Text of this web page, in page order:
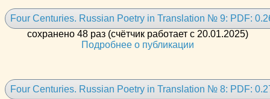
Four Centuries. Russian Poetry in Translation № 9: PDF:
сохранено 48 раз (счётчик работает с 20.01.2025)
Подробнее о публикации
Four Centuries. Russian Poetry in Translation № 8: PDF: